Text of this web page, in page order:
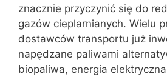
znacznie przyczynić się do
gazów cieplarnianych. Wielu
dostawców transportu już
napędzane paliwami
biopaliwa, energia